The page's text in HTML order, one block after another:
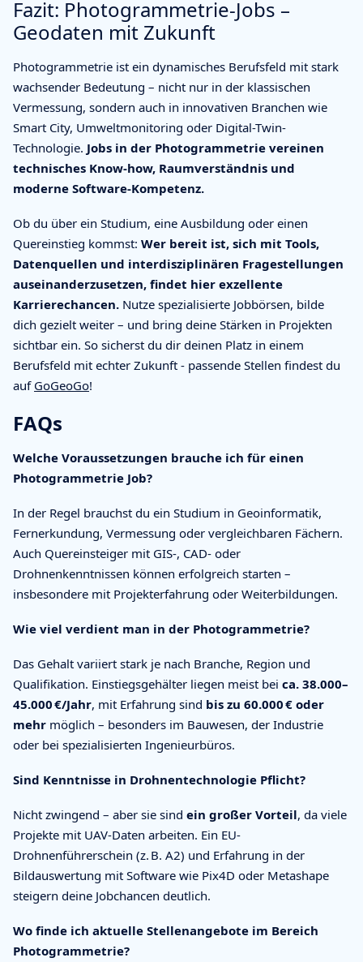
Fazit: Photogrammetrie-Jobs –
Geodaten mit Zukunft
Photogrammetrie ist ein dynamisches Berufsfeld mit stark
wachsender Bedeutung – nicht nur in der klassischen
Vermessung, sondern auch in innovativen Branchen wie
Smart City, Umweltmonitoring oder Digital-Twin-
Technologie. Jobs in der Photogrammetrie vereinen
technisches Know-how, Raumverständnis und
moderne Software-Kompetenz.
Ob du über ein Studium, eine Ausbildung oder einen
Quereinstieg kommst: Wer bereit ist, sich mit Tools,
Datenquellen und interdisziplinären Fragestellungen
auseinanderzusetzen, findet hier exzellente
Karrierechancen. Nutze spezialisierte Jobbörsen, bilde
dich gezielt weiter – und bring deine Stärken in Projekten
sichtbar ein. So sicherst du dir deinen Platz in einem
Berufsfeld mit echter Zukunft - passende Stellen findest du
auf GoGeoGo!
FAQs
Welche Voraussetzungen brauche ich für einen
Photogrammetrie Job?
In der Regel brauchst du ein Studium in Geoinformatik,
Fernerkundung, Vermessung oder vergleichbaren Fächern.
Auch Quereinsteiger mit GIS-, CAD- oder
Drohnenkenntnissen können erfolgreich starten –
insbesondere mit Projekterfahrung oder Weiterbildungen.
Wie viel verdient man in der Photogrammetrie?
Das Gehalt variiert stark je nach Branche, Region und
Qualifikation. Einstiegsgehälter liegen meist bei ca. 38.000–
45.000 €/Jahr, mit Erfahrung sind bis zu 60.000 € oder
mehr möglich – besonders im Bauwesen, der Industrie
oder bei spezialisierten Ingenieurbüros.
Sind Kenntnisse in Drohnentechnologie Pflicht?
Nicht zwingend – aber sie sind ein großer Vorteil, da viele
Projekte mit UAV-Daten arbeiten. Ein EU-
Drohnenführerschein (z. B. A2) und Erfahrung in der
Bildauswertung mit Software wie Pix4D oder Metashape
steigern deine Jobchancen deutlich.
Wo finde ich aktuelle Stellenangebote im Bereich
Photogrammetrie?